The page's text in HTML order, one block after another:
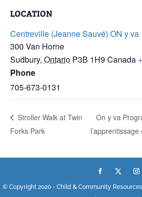
LOCATION
Centreville (Jeanne Sauvé) ON y va
300 Van Horne
Sudbury, Ontario P3B 1H9 Canada
Phone
705-673-0131
Stroller Walk at Twin
Forks Park
On y va
© Copyright 2020 - Child & Community